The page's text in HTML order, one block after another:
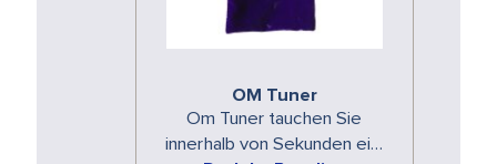
OM Tuner
Om Tuner tauchen Sie
innerhalb von Sekunden ein,